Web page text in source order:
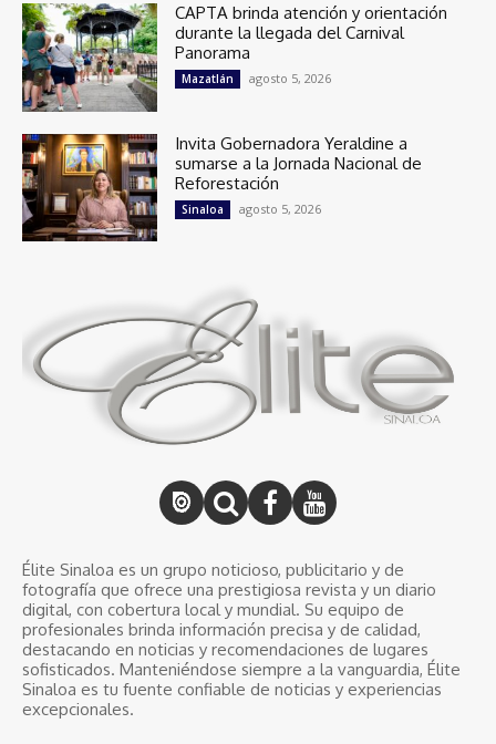
CAPTA brinda atención y orientación
durante la llegada del Carnival
Panorama
Mazatlán agosto 5, 2026
Invita Gobernadora Yeraldine a
sumarse a la Jornada Nacional de
Reforestación
Sinaloa agosto 5, 2026
Élite Sinaloa es un grupo noticioso, publicitario y de
fotografía que ofrece una prestigiosa revista y un diario
digital, con cobertura local y mundial. Su equipo de
profesionales brinda información precisa y de calidad,
destacando en noticias y recomendaciones de lugares
sofisticados. Manteniéndose siempre a la vanguardia, Élite
Sinaloa es tu fuente confiable de noticias y experiencias
excepcionales.